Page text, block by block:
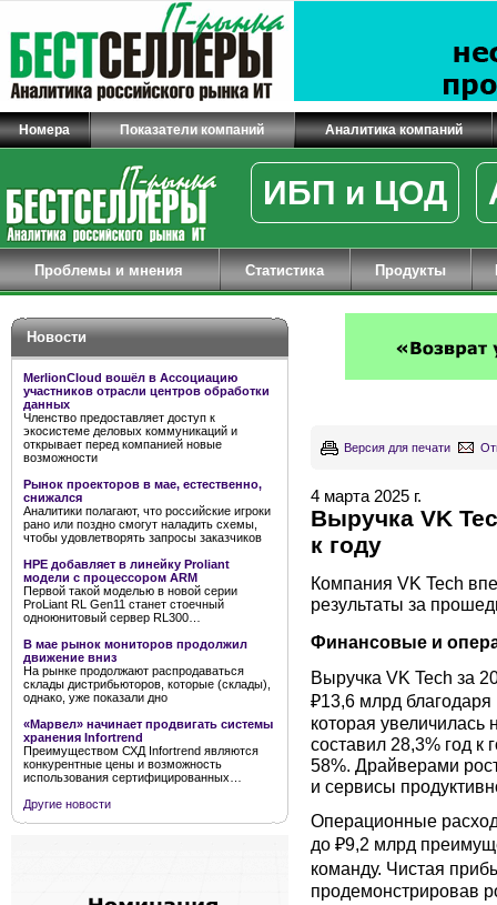
Номера Показатели компаний Аналитика компаний
ИБП и ЦОД
Проблемы и мнения Статистика Продукты
Новости
MerlionCloud вошёл в Ассоциацию
участников отрасли центров обработки
данных
Членство предоставляет доступ к
экосистеме деловых коммуникаций и
открывает перед компанией новые
возможности
Рынок проекторов в мае, естественно,
снижался
Аналитики полагают, что российские игроки
рано или поздно смогут наладить схемы,
чтобы удовлетворять запросы заказчиков
HPE добавляет в линейку Proliant
модели с процессором ARM
Первой такой моделью в новой серии
ProLiant RL Gen11 станет стоечный
одноюнитовый сервер RL300…
В мае рынок мониторов продолжил
движение вниз
На рынке продолжают распродаваться
склады дистрибьюторов, которые (склады),
однако, уже показали дно
«Марвел» начинает продвигать системы
хранения Infortrend
Преимуществом СХД Infortrend являются
конкурентные цены и возможность
использования сертифицированных…
Другие новости
Версия для печати
4 марта 2025 г.
Выручка VK
к году
Компания VK Tech
результаты за
Финансовые и
Выручка VK Tech за
₽13,6 млрд
которая увеличилась
составил 28,3% год к
58%. Драйверами
и сервисы
Операционные
до ₽9,2 млрд
команду. Чистая
продемонстрировав